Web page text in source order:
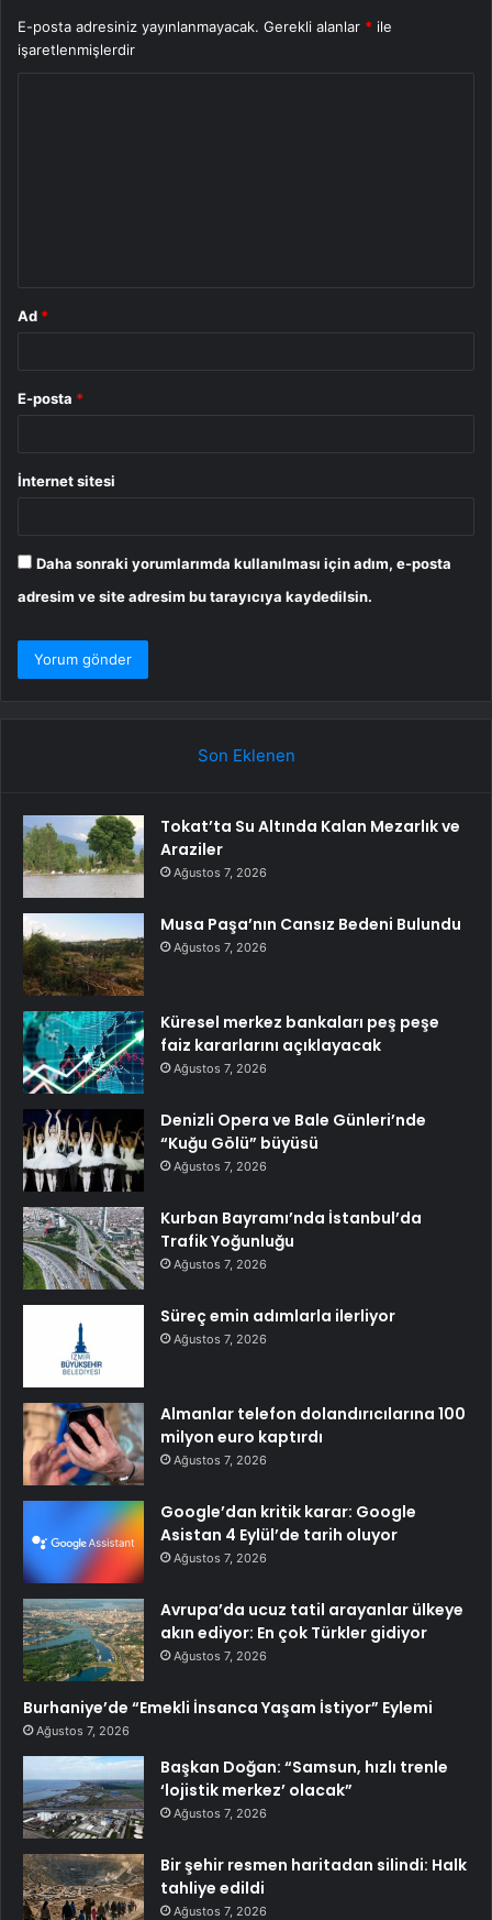
E-posta adresiniz yayınlanmayacak. Gerekli alanlar * ile
işaretlenmişlerdir
Ad *
E-posta *
İnternet sitesi
Daha sonraki yorumlarımda kullanılması için adım, e-posta
adresim ve site adresim bu tarayıcıya kaydedilsin.
Son Eklenen
Tokat’ta Su Altında Kalan Mezarlık ve
Araziler
Ağustos 7, 2026
Musa Paşa’nın Cansız Bedeni Bulundu
Ağustos 7, 2026
Küresel merkez bankaları peş peşe
faiz kararlarını açıklayacak
Ağustos 7, 2026
Denizli Opera ve Bale Günleri’nde
“Kuğu Gölü” büyüsü
Ağustos 7, 2026
Kurban Bayramı’nda İstanbul’da
Trafik Yoğunluğu
Ağustos 7, 2026
Süreç emin adımlarla ilerliyor
Ağustos 7, 2026
Almanlar telefon dolandırıcılarına 100
milyon euro kaptırdı
Ağustos 7, 2026
Google’dan kritik karar: Google
Asistan 4 Eylül’de tarih oluyor
Ağustos 7, 2026
Avrupa’da ucuz tatil arayanlar ülkeye
akın ediyor: En çok Türkler gidiyor
Ağustos 7, 2026
Burhaniye’de “Emekli İnsanca Yaşam İstiyor” Eylemi
Ağustos 7, 2026
Başkan Doğan: “Samsun, hızlı trenle
‘lojistik merkez’ olacak”
Ağustos 7, 2026
Bir şehir resmen haritadan silindi: Halk
tahliye edildi
Ağustos 7, 2026